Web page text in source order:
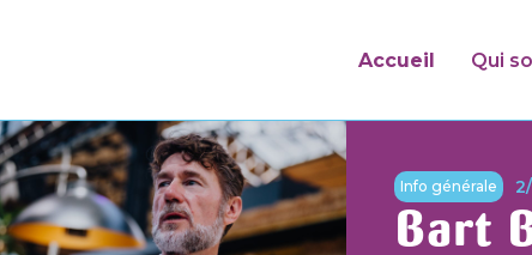
Accueil Qui
Info générale
Bart